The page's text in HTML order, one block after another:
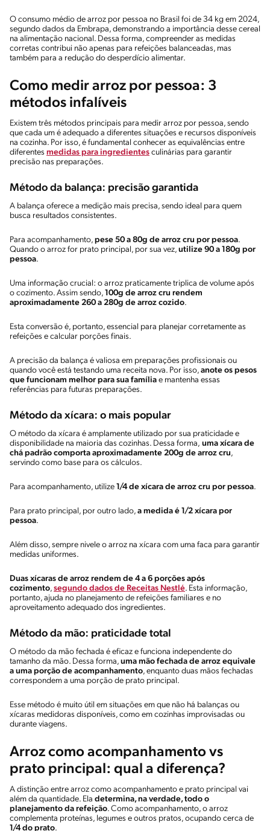
O consumo médio de arroz por pessoa no Brasil foi de 34 kg em 2024,
segundo dados da Embrapa, demonstrando a importância desse cereal
na alimentação nacional. Dessa forma, compreender as medidas
corretas contribui não apenas para refeições balanceadas, mas
também para a redução do desperdício alimentar.
Como medir arroz por pessoa: 3
métodos infalíveis
Existem três métodos principais para medir arroz por pessoa, sendo
que cada um é adequado a diferentes situações e recursos disponíveis
na cozinha. Por isso, é fundamental conhecer as equivalências entre
diferentes medidas para ingredientes culinárias para garantir
precisão nas preparações.
Método da balança: precisão garantida
A balança oferece a medição mais precisa, sendo ideal para quem
busca resultados consistentes.
Para acompanhamento, pese 50 a 80g de arroz cru por pessoa.
Quando o arroz for prato principal, por sua vez, utilize 90 a 180g por
pessoa.
Uma informação crucial: o arroz praticamente triplica de volume após
o cozimento. Assim sendo, 100g de arroz cru rendem
aproximadamente 260 a 280g de arroz cozido.
Esta conversão é, portanto, essencial para planejar corretamente as
refeições e calcular porções finais.
A precisão da balança é valiosa em preparações profissionais ou
quando você está testando uma receita nova. Por isso, anote os pesos
que funcionam melhor para sua família e mantenha essas
referências para futuras preparações.
Método da xícara: o mais popular
O método da xícara é amplamente utilizado por sua praticidade e
disponibilidade na maioria das cozinhas. Dessa forma, uma xícara de
chá padrão comporta aproximadamente 200g de arroz cru,
servindo como base para os cálculos.
Para acompanhamento, utilize 1/4 de xícara de arroz cru por pessoa.
Para prato principal, por outro lado, a medida é 1/2 xícara por
pessoa.
Além disso, sempre nivele o arroz na xícara com uma faca para garantir
medidas uniformes.
Duas xícaras de arroz rendem de 4 a 6 porções após
cozimento, segundo dados de Receitas Nestlé. Esta informação,
portanto, ajuda no planejamento de refeições familiares e no
aproveitamento adequado dos ingredientes.
Método da mão: praticidade total
O método da mão fechada é eficaz e funciona independente do
tamanho da mão. Dessa forma, uma mão fechada de arroz equivale
a uma porção de acompanhamento, enquanto duas mãos fechadas
correspondem a uma porção de prato principal.
Esse método é muito útil em situações em que não há balanças ou
xícaras medidoras disponíveis, como em cozinhas improvisadas ou
durante viagens.
Arroz como acompanhamento vs
prato principal: qual a diferença?
A distinção entre arroz como acompanhamento e prato principal vai
além da quantidade. Ela determina, na verdade, todo o
planejamento da refeição. Como acompanhamento, o arroz
complementa proteínas, legumes e outros pratos, ocupando cerca de
1/4 do prato.